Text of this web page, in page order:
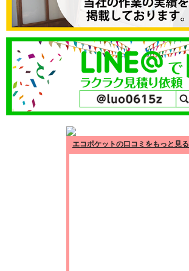
エコポケットの口コミをもっと見る